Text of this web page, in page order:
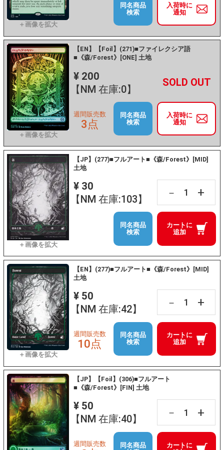
入荷時に
通知
同名商品
検索
【EN】【Foil】(271)■ファイレクシア語
■《森/Forest》[ONE] 土地
¥ 200
【NM 在庫:0】
－ +
入荷時に
通知
週間販売数
3点
同名商品
検索
【JP】(277)■フルアート■《森/Forest》[MID]
土地
¥ 30
【NM 在庫:103】
－ +
カートに
追加
同名商品
検索
【EN】(277)■フルアート■《森/Forest》[MID]
土地
¥ 50
【NM 在庫:42】
－ +
カートに
追加
週間販売数
10点
同名商品
検索
【JP】【Foil】(306)■フルアート
■《森/Forest》[FIN] 土地
¥ 50
【NM 在庫:40】
－ +
カートに
週間販売数
同名商品